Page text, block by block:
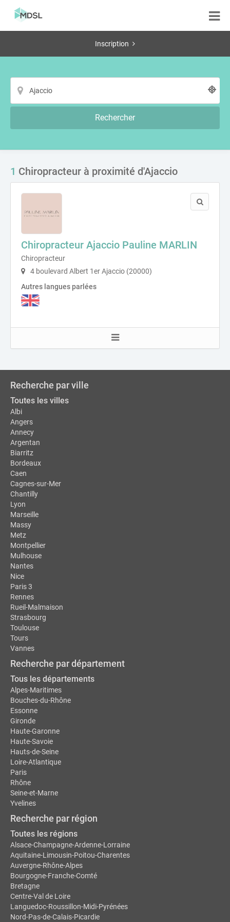
Inscription
Rechercher
1 Chiropracteur à proximité d'Ajaccio
Chiropracteur Ajaccio Pauline MARLIN
Chiropracteur
4 boulevard Albert 1er Ajaccio (20000)
Autres langues parlées
Recherche par ville
Toutes les villes
Albi
Angers
Annecy
Argentan
Biarritz
Bordeaux
Caen
Cagnes-sur-Mer
Chantilly
Lyon
Marseille
Massy
Metz
Montpellier
Mulhouse
Nantes
Nice
Paris 3
Rennes
Rueil-Malmaison
Strasbourg
Toulouse
Tours
Vannes
Recherche par département
Tous les départements
Alpes-Maritimes
Bouches-du-Rhône
Essonne
Gironde
Haute-Garonne
Haute-Savoie
Hauts-de-Seine
Loire-Atlantique
Paris
Rhône
Seine-et-Marne
Yvelines
Recherche par région
Toutes les régions
Alsace-Champagne-Ardenne-Lorraine
Aquitaine-Limousin-Poitou-Charentes
Auvergne-Rhône-Alpes
Bourgogne-Franche-Comté
Bretagne
Centre-Val de Loire
Languedoc-Roussillon-Midi-Pyrénées
Nord-Pas-de-Calais-Picardie